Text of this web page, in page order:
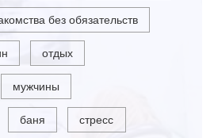
без обязательств
отдых
мужчины
баня стресс